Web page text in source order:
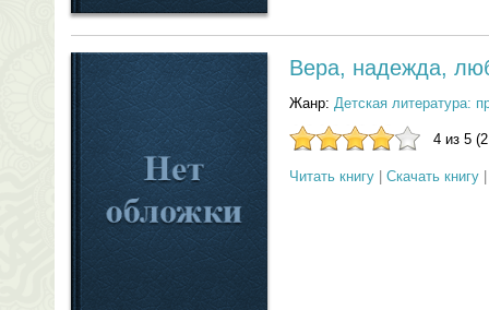
Вера, надежда,
Жанр: Детская литература:
4 из 5
Читать книгу Скачать книгу